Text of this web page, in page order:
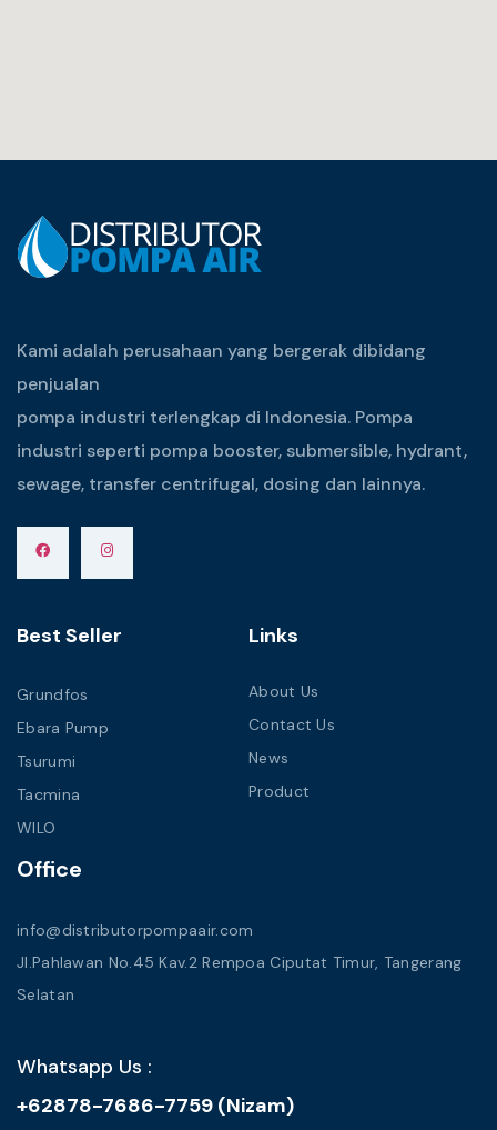
Kami adalah perusahaan yang bergerak dibidang
penjualan
pompa industri terlengkap di Indonesia. Pompa
industri seperti pompa booster, submersible, hydrant,
sewage, transfer centrifugal, dosing dan lainnya.
Best Seller
Grundfos
Ebara Pump
Tsurumi
Tacmina
WILO
Links
About Us
Contact Us
News
Product
Office
info@distributorpompaair.com
Jl.Pahlawan No.45 Kav.2 Rempoa Ciputat Timur, Tangerang
Selatan
Whatsapp Us :
+62878-7686-7759 (Nizam)